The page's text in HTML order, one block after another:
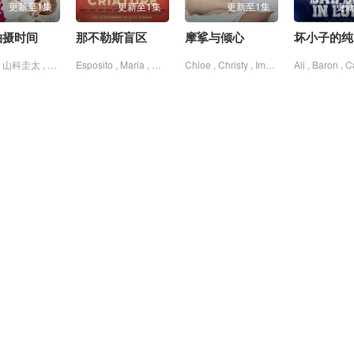
更新至1集
时间
更新至1集
那不勒斯盲区
更新至1集
摩挲与倾心
更